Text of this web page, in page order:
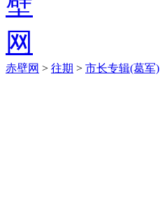
赤壁网 > 往期 > 市长专辑(葛军)